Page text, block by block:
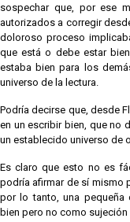
sospechar que, por ese
autorizados a corregir
doloroso proceso
que está o debe estar
estaba bien para los
universo de la lectura.
Podría decirse que, desde
en un escribir bien, que no
un establecido universo de
Es claro que esto no es
podría afirmar de sí mismo
por lo tanto, una pequeña
bien pero no como